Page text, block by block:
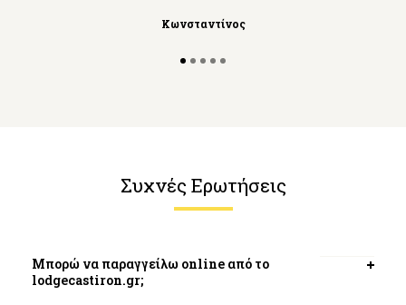
Κωνσταντίνος
Συχνές Ερωτήσεις
Μπορώ να παραγγείλω online από το
lodgecastiron.gr;